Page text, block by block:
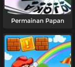
Permainan Papan